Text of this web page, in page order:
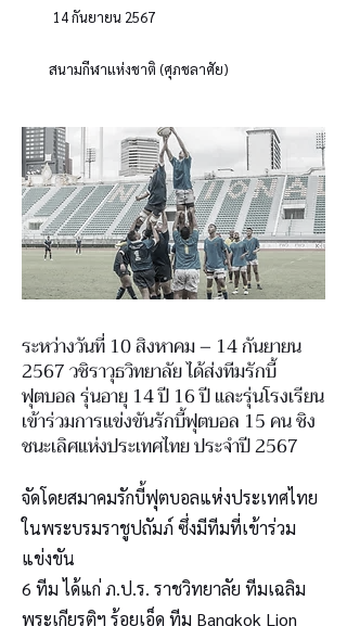
14 กันยายน 2567
สนามกีฬาแห่งชาติ (ศุภชลาศัย)
ระหว่างวันที่ 10 สิงหาคม – 14 กันยายน
2567 วชิราวุธวิทยาลัย ได้ส่งทีมรักบี้
ฟุตบอล รุ่นอายุ 14 ปี 16 ปี และรุ่นโรงเรียน
เข้าร่วมการแข่งขันรักบี้ฟุตบอล 15 คน ชิง
ชนะเลิศแห่งประเทศไทย ประจำปี 2567
จัดโดยสมาคมรักบี้ฟุตบอลแห่งประเทศไทย
ในพระบรมราชูปถัมภ์ ซึ่งมีทีมที่เข้าร่วม
แข่งขัน
6 ทีม ได้แก่ ภ.ป.ร. ราชวิทยาลัย ทีมเฉลิม
พระเกียรติฯ ร้อยเอ็ด ทีม Bangkok Lion